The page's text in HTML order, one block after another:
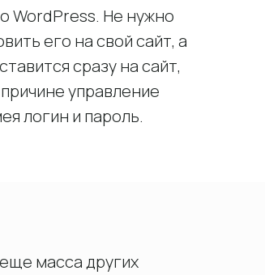
WordPress. Не нужно
его на свой сайт, а
сразу на сайт,
управление
логин и пароль.
масса других